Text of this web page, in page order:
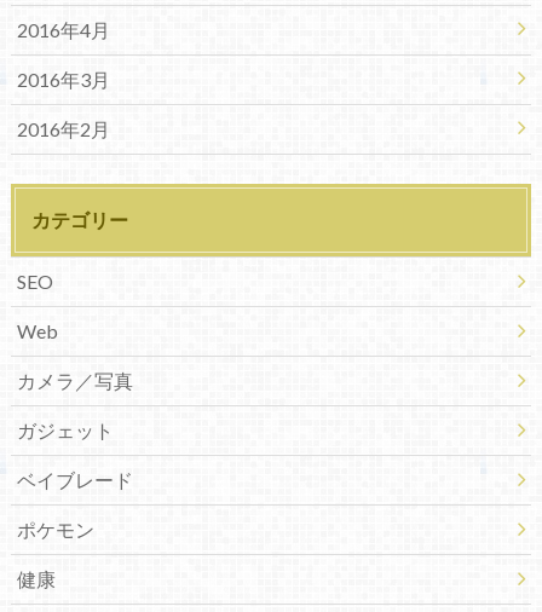
2016年4月
2016年3月
2016年2月
カテゴリー
SEO
Web
カメラ／写真
ガジェット
ベイブレード
ポケモン
健康